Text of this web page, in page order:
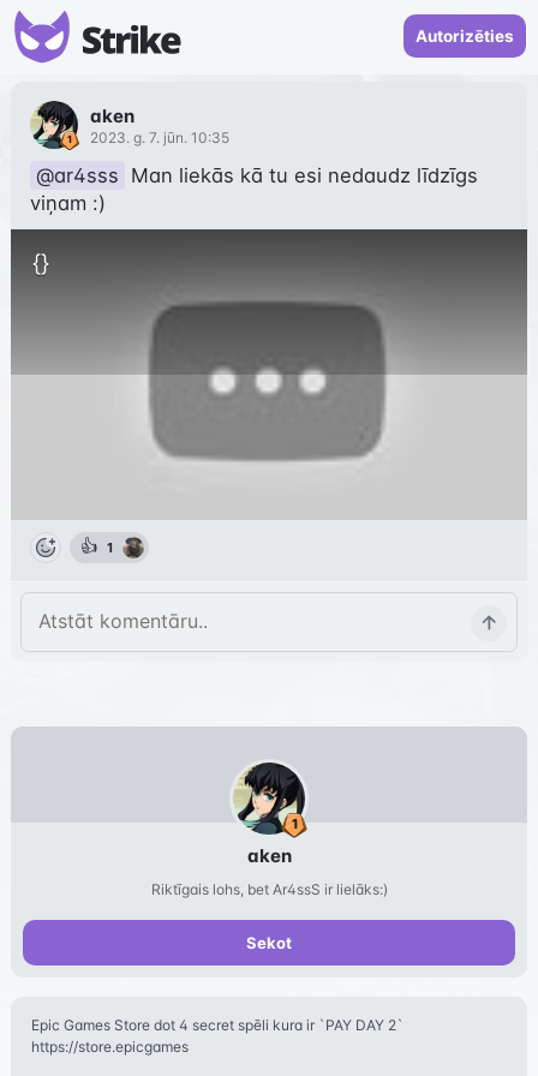
Autorizēties
aken
2023. g. 7. jūn. 10:35
@ar4sss Man liekās kā tu esi nedaudz līdzīgs
{}
👍 1
aken
Riktīgais lohs, bet Ar4ssS ir lielāks:)
Sekot
Epic Games Store dot 4 secret spēli kura ir `PAY DAY 2`
https://store.epicgames